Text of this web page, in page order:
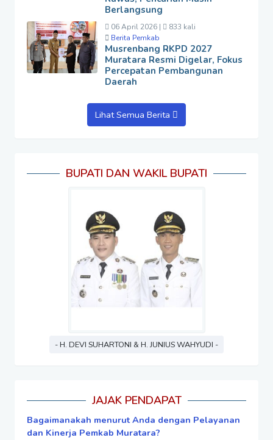
Berlangsung
06 April 2026 |
833 kali
Berita Pemkab
Musrenbang RKPD 2027
Muratara Resmi Digelar, Fokus
Percepatan Pembangunan
Daerah
Lihat Semua Berita
BUPATI DAN WAKIL BUPATI
- H. DEVI SUHARTONI & H. JUNIUS WAHYUDI -
JAJAK PENDAPAT
Bagaimanakah menurut Anda dengan Pelayanan
dan Kinerja Pemkab Muratara?